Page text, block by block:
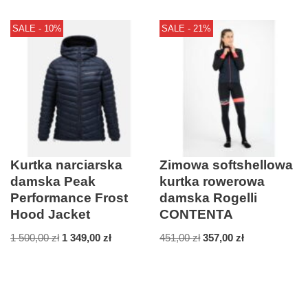
SALE - 10%
Kurtka narciarska
damska Peak
Performance Frost
Hood Jacket
1 500,00zł 1 349,00 zł
SALE - 21%
Zimowa softshellowa
kurtka rowerowa
damska Rogelli
CONTENTA
451,00zł 357,00zł